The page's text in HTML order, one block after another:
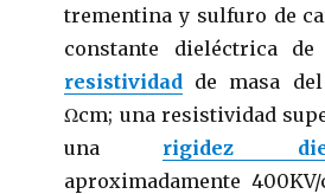
trementina y sulfuro de
constante dieléctrica
resistividad de masa
Ωcm; una resistividad
una rigidez
aproximadamente